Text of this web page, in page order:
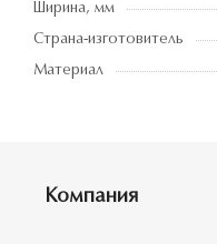
Ширина, мм
Страна-изготовитель
Материал
Компания